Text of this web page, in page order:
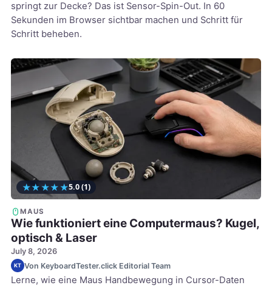
springt zur Decke? Das ist Sensor-Spin-Out. In 60
Sekunden im Browser sichtbar machen und Schritt für
Schritt beheben.
★★★★★5.0(1)
MAUS
Wie funktioniert eine Computermaus? Kugel,
optisch & Laser
July 8, 2026
KT Von KeyboardTester.click Editorial Team
Lerne, wie eine Maus Handbewegung in Cursor-Daten